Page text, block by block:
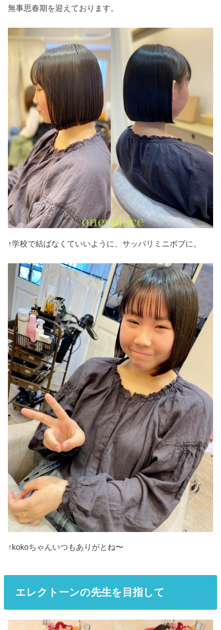
無事思春期を迎えております。
↑学校で結ばなくていいように、サッパリミニボブに。
↑kokoちゃんいつもありがとね〜
エレクトーンの先生を目指して